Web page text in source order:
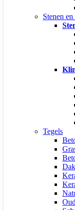
Stenen
Tegels